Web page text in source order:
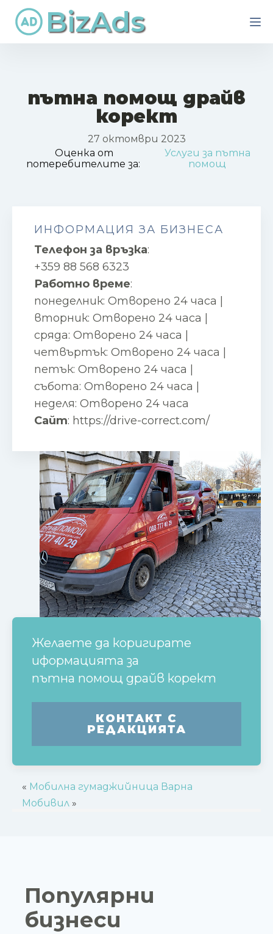
BizAds
пътна помощ драйв
корект
27 октомври 2023
Оценка от
потеребителите за:
Услуги за пътна
помощ
ИНФОРМАЦИЯ ЗА БИЗНЕСА
Телефон за връзка:
+359 88 568 6323
Работно време:
понеделник: Отворено 24 часа |
вторник: Отворено 24 часа |
сряда: Отворено 24 часа |
четвъртък: Отворено 24 часа |
петък: Отворено 24 часа |
събота: Отворено 24 часа |
неделя: Отворено 24 часа
Сайт: https://drive-correct.com/
Желаете да коригирате
иформацията за
пътна помощ драйв корект
КОНТАКТ С
РЕДАКЦИЯТА
« Мобилна гумаджийница Варна
Мобивил»
Популярни
бизнеси